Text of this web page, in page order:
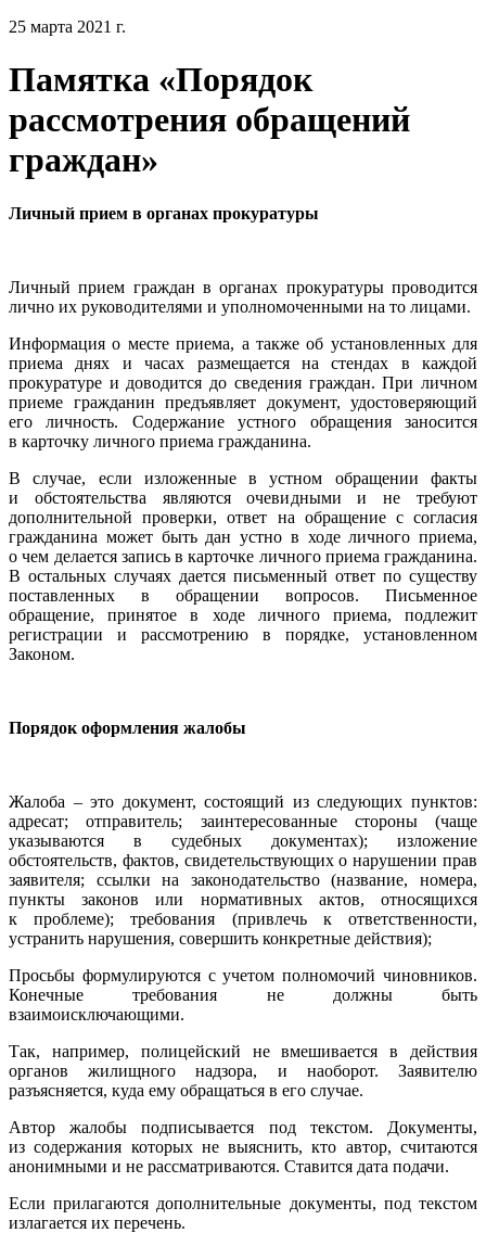
25 марта 2021 г.
Памятка «Порядок
рассмотрения обращений
граждан»
Личный прием в органах прокуратуры
Личный прием граждан в органах прокуратуры проводится
лично их руководителями и уполномоченными на то лицами.
Информация о месте приема, а также об установленных для
приема днях и часах размещается на стендах в каждой
прокуратуре и доводится до сведения граждан. При личном
приеме гражданин предъявляет документ, удостоверяющий
его личность. Содержание устного обращения заносится
в карточку личного приема гражданина.
В случае, если изложенные в устном обращении факты
и обстоятельства являются очевидными и не требуют
дополнительной проверки, ответ на обращение с согласия
гражданина может быть дан устно в ходе личного приема,
о чем делается запись в карточке личного приема гражданина.
В остальных случаях дается письменный ответ по существу
поставленных в обращении вопросов. Письменное
обращение, принятое в ходе личного приема, подлежит
регистрации и рассмотрению в порядке, установленном
Законом.
Порядок оформления жалобы
Жалоба – это документ, состоящий из следующих пунктов:
адресат; отправитель; заинтересованные стороны (чаще
указываются в судебных документах); изложение
обстоятельств, фактов, свидетельствующих о нарушении прав
заявителя; ссылки на законодательство (название, номера,
пункты законов или нормативных актов, относящихся
к проблеме); требования (привлечь к ответственности,
устранить нарушения, совершить конкретные действия);
Просьбы формулируются с учетом полномочий чиновников.
Конечные требования не должны быть
взаимоисключающими.
Так, например, полицейский не вмешивается в действия
органов жилищного надзора, и наоборот. Заявителю
разъясняется, куда ему обращаться в его случае.
Автор жалобы подписывается под текстом. Документы,
из содержания которых не выяснить, кто автор, считаются
анонимными и не рассматриваются. Ставится дата подачи.
Если прилагаются дополнительные документы, под текстом
излагается их перечень.